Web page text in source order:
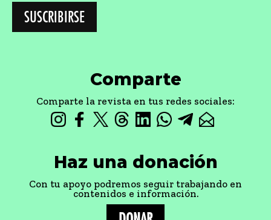
Comparte
Comparte la revista en tus redes sociales:
Haz una donación
Con tu apoyo podremos seguir trabajando en
contenidos e información.